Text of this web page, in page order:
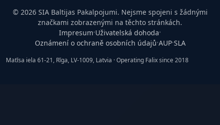
© 2026 SIA Baltijas Pakalpojumi. Nejsme spojeni s žádnými
značkami zobrazenými na těchto stránkách.
Impresum•Uživatelská dohoda•
Oznámení o ochraně osobních údajů•AUP•SLA
Matīsa iela 61-21, Rīga, LV-1009, Latvia · Operating Falix since 2018